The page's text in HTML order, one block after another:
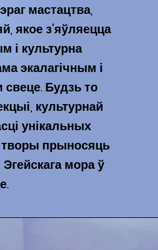
мастацтва,
якое з'яўляецца
і культурна
экалагічным і
Будзь то
культурнай
унікальных
прыносяць
мора ў